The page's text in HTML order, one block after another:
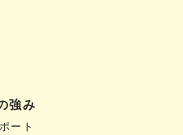
強み
ート